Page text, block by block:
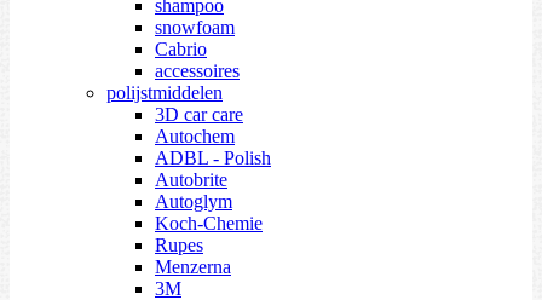
shampoo
snowfoam
Cabrio
accessoires
polijstmiddelen
3D car care
Autochem
ADBL - Polish
Autobrite
Autoglym
Koch-Chemie
Rupes
Menzerna
3M